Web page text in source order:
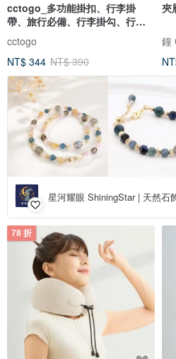
cctogo_多功能掛扣、行李掛
帶、旅行必備、行李掛勾、行李
固定
cctogo
NT$ 344 NT$ 390
夾
鐘
星河耀眼 ShiningStar | 天然石
78 折